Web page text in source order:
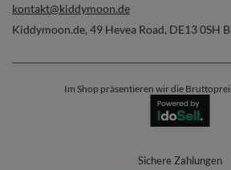
kontakt@kiddymoon.de
Kiddymoon.de, 49 Hevea Road, DE13 0SH
Im Shop präsentieren wir die
Sichere Zahlungen